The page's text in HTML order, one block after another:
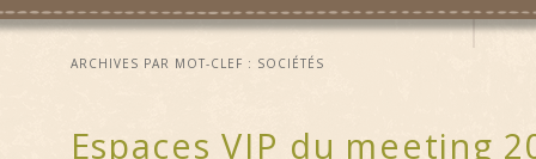
ARCHIVES PAR MOT-CLEF : SOCIÉTÉS
Espaces VIP du meeting